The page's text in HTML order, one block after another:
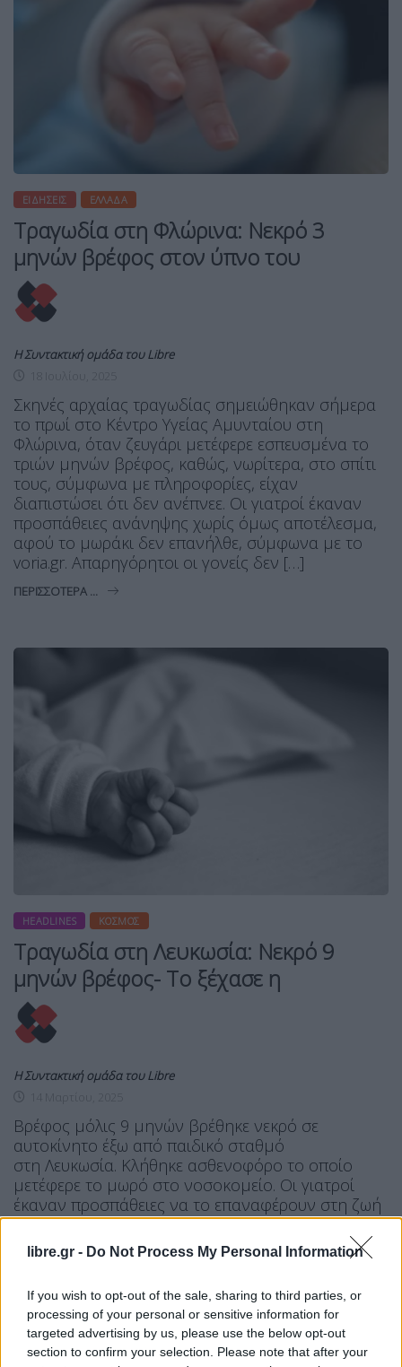
libre.gr - Do Not Process My Personal Information
If you wish to opt-out of the sale, sharing to third parties, or
processing of your personal or sensitive information for
targeted advertising by us, please use the below opt-out
section to confirm your selection. Please note that after your
ΕΙΔΉΣΕΙΣ ΕΛΛΆΔΑ
Τραγωδία στη Φλώρινα: Νεκρό 3
μηνών βρέφος στον ύπνο του
Η Συντακτική ομάδα του Libre
Σκηνές αρχαίας τραγωδίας σημειώθηκαν σήμερα
το πρωί στο Κέντρο Υγείας Αμυνταίου στη
Φλώρινα, όταν ζευγάρι μετέφερε εσπευσμένα το
τριών μηνών βρέφος, καθώς, νωρίτερα, στο σπίτι
τους, σύμφωνα με πληροφορίες, είχαν
διαπιστώσει ότι δεν ανέπνεε. Οι γιατροί έκαναν
προσπάθειες ανάνηψης χωρίς όμως αποτέλεσμα,
αφού το μωράκι δεν επανήλθε, σύμφωνα με το
voria.gr. Απαρηγόρητοι οι γονείς δεν […]
ΠΕΡΙΣΣΌΤΕΡΑ ...
HEADLINES ΚΌΣΜΟΣ
Τραγωδία στη Λευκωσία: Νεκρό 9
μηνών βρέφος- Το ξέχασε η
Η Συντακτική ομάδα του Libre
Βρέφος μόλις 9 μηνών βρέθηκε νεκρό σε
αυτοκίνητο έξω από παιδικό σταθμό
στη Λευκωσία. Κλήθηκε ασθενοφόρο το οποίο
μετέφερε το μωρό στο νοσοκομείο. Οι γιατροί
έκαναν προσπάθειες να το επαναφέρουν στη ζωή
χωρίς αποτέλεσμα. Από τις μέχρι στιγμής
πληροφορίες, το βρέφος το ξέχασε στο
αυτοκίνητο η μητέρα του. Η γυναίκα είχε το μωρό
ΠΕΡΙΣΣΌΤΕΡΑ ...